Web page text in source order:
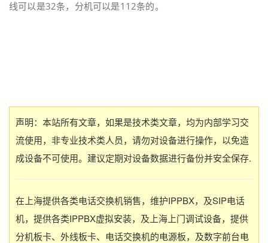
线可以是32条，分机可以是112条的。
声明：本站所有文章，如果是技术类文章，均为内部学习交
流使用，非专业技术类人员，请勿对设备进行操作，以免造
成设备不可使用。建议定期对设备数据进行备份并安全保存.
在上海提供各类电话交换机销售，维护IPPBX，及SIP电话
机，提供各类IPPBX虚拟安装，及上海上门调试设备，提供
分机板卡、外线板卡、电话交换机的电源板，及数字前台电